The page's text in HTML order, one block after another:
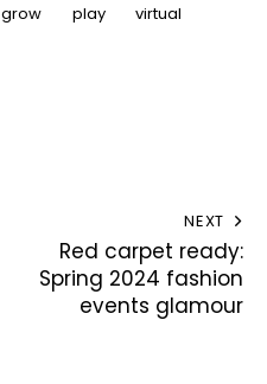
grow play virtual
NEXT
Red carpet ready:
Spring 2024 fashion
events glamour